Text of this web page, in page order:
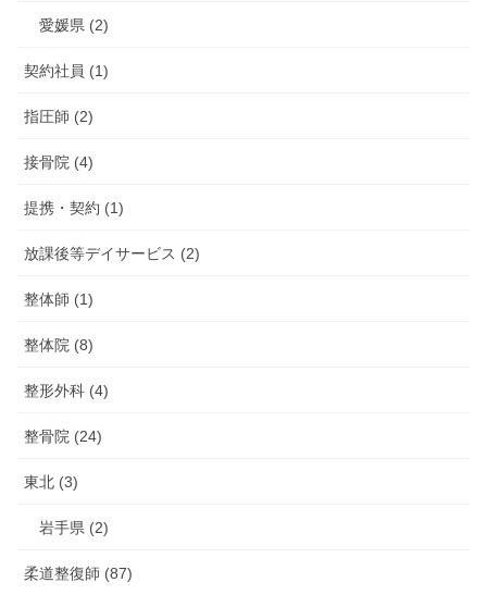
愛媛県 (2)
契約社員 (1)
指圧師 (2)
接骨院 (4)
提携・契約 (1)
放課後等デイサービス (2)
整体師 (1)
整体院 (8)
整形外科 (4)
整骨院 (24)
東北 (3)
岩手県 (2)
柔道整復師 (87)